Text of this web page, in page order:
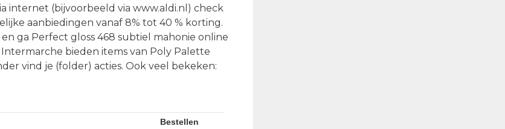
internet (bijvoorbeeld via www.aldi.nl) check
aanbiedingen vanaf 8% tot 40 % korting.
ga Perfect gloss 468 subtiel mahonie online
bieden items van Poly Palette
vind je (folder) acties. Ook veel bekeken:
Bestellen